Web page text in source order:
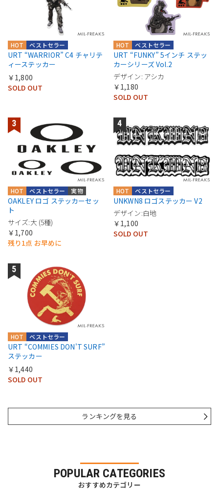
ベストセラー
HOT
URT “WARRIOR” C4 チャリテ
ィーステッカー
￥1,800
SOLD OUT
ベストセラー
HOT
URT “FUNKY” 5インチ ステッ
カーシリーズ Vol.2
デザイン: アシカ
￥1,180
SOLD OUT
実物
ベストセラー
HOT
OAKLEY ロゴ ステッカーセッ
ト
サイズ:大 (5種)
￥1,700
残り1点 お早めに
ベストセラー
HOT
UNKWN8 ロゴステッカー V2
デザイン:白地
￥1,100
SOLD OUT
ベストセラー
HOT
URT “COMMIES DON'T SURF”
ステッカー
￥1,440
SOLD OUT
ランキングを見る
POPULAR CATEGORIES
おすすめカテゴリー